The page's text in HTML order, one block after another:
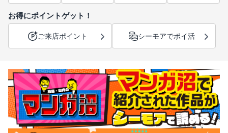
お得にポイントゲット！
ご来店ポイント シーモアでポイ活